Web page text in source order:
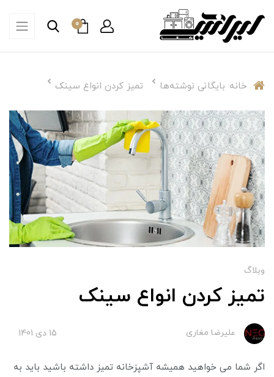
0
خانه بایگانی نوشته‌ها تمیز کردن انواع سینک
وبلاگ
تمیز کردن انواع سینک
علیرضا مغاری 15 دی 1401
اگر شما می خواهید همیشه آشپزخانه تمیز داشته باشید باید به